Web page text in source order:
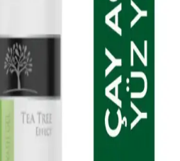
adaçayı ile zenginleştirilmiş
ve ferahlatır. Hassas
uzun süre kullanılabilen bu ürün, cilt
Krem ve Selin Beauty
Bakımı İçin Çok Yönlü
cilt tipine uygun, doğal içerikli ve
pratik ve etkili çözümler sunar.